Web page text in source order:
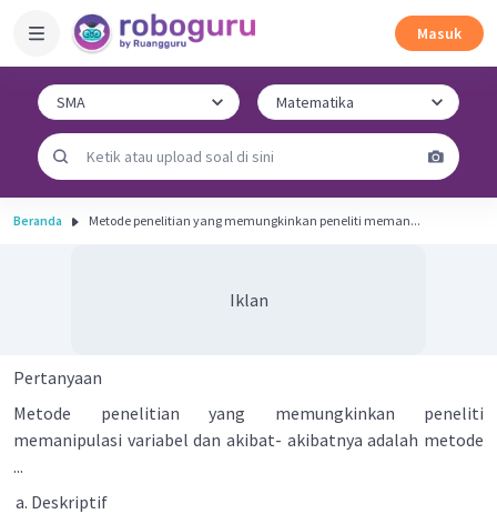
Masuk
Beranda Metode penelitian yang memungkinkan peneliti meman...
Iklan
Pertanyaan
Metode penelitian yang memungkinkan peneliti
memanipulasi variabel dan akibat- akibatnya adalah metode
...
Deskriptif